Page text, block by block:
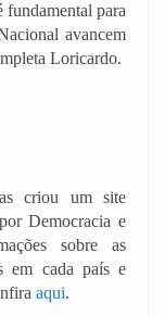
fundamental para
avancem
Loricardo.
criou um site
Democracia e
sobre as
em cada país e
aqui.